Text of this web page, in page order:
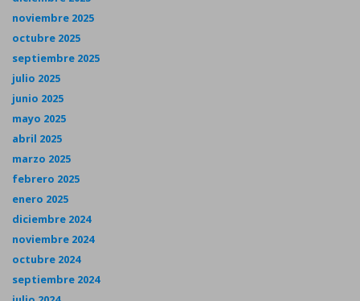
noviembre 2025
octubre 2025
septiembre 2025
julio 2025
junio 2025
mayo 2025
abril 2025
marzo 2025
febrero 2025
enero 2025
diciembre 2024
noviembre 2024
octubre 2024
septiembre 2024